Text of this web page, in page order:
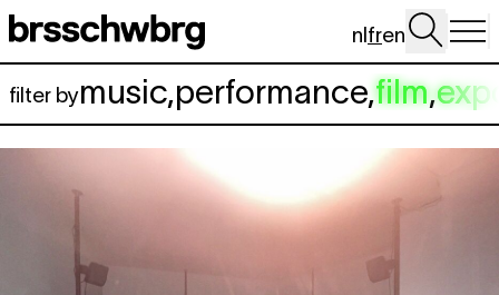
Aller au contenu principal
nlfren
filter bymusic,performance,film,